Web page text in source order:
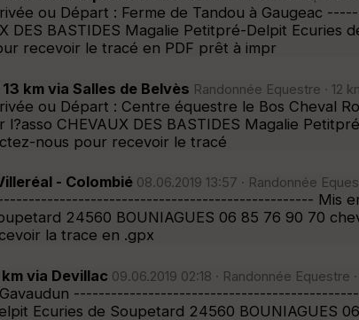
ou Départ : Ferme de Tandou à
BASTIDES Magalie Petitpré-Delpit Ecuries
recevoir le tracé en PDF prêt à impr
km via Salles de Belvès Randonnée Equestre · 12
ou Départ : Centre équestre le Bos
CHEVAUX DES BASTIDES Magalie
nous pour recevoir le tracé
- Colombié 08.06.2019 13:57 · Randonnée
Mis en
24560 BOUNIAGUES 06 85 76 90 70
la trace en .gpx
km via Devillac 09.06.2019 02:18 · Randonnée Equestre
Gavaudun
Ecuries de Soupetard 24560 BOUNIAGUES